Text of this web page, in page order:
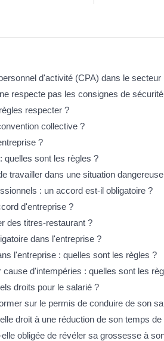
d'activité (CPA) dans le secteur
respecte pas les consignes de
respecter ?
collective ?
?
quelles sont les règles ?
travailler dans une situation
: un accord est-il obligatoire ?
d'entreprise ?
des titres-restaurant ?
dans l'entreprise ?
l'entreprise : quelles sont les règles ?
d'intempéries : quelles sont les
droits pour le salarié ?
sur le permis de conduire de son
droit à une réduction de son temps de
obligée de révéler sa grossesse à